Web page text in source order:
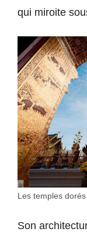
qui miroite
Les temples
Son